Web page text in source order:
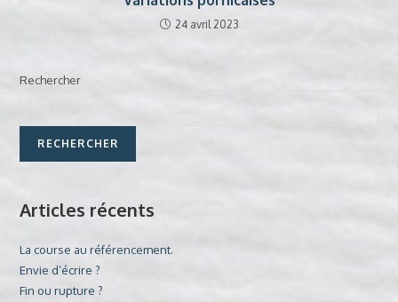
24 avril 2023
Rechercher
RECHERCHER
Articles récents
La course au référencement.
Envie d’écrire ?
Fin ou rupture ?